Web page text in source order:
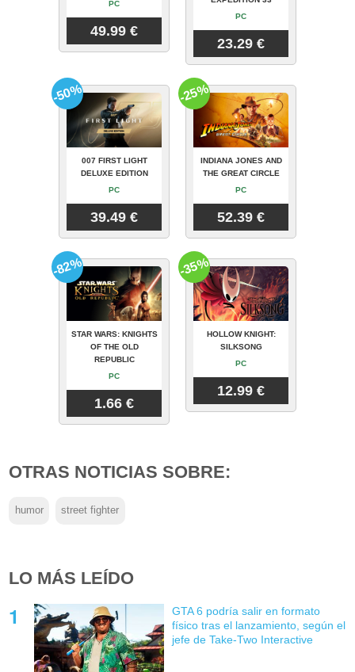
PC
49.99 €
PC
23.29 €
007 FIRST LIGHT
DELUXE EDITION
PC
39.49 €
-50%
INDIANA JONES AND
THE GREAT CIRCLE
PC
52.39 €
-25%
STAR WARS: KNIGHTS
OF THE OLD
REPUBLIC
PC
1.66 €
-82%
HOLLOW KNIGHT:
SILKSONG
PC
12.99 €
-35%
OTRAS NOTICIAS SOBRE:
humor street fighter
LO MÁS LEÍDO
GTA 6 podría salir en formato
físico tras el lanzamiento, según el
jefe de Take-Two Interactive